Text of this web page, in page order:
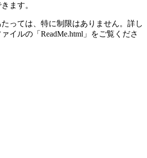
ます。
っては、特に制限はありません。詳し
イルの「ReadMe.html」をご覧くださ